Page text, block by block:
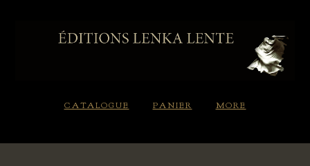
CATALOGUE PANIER MORE